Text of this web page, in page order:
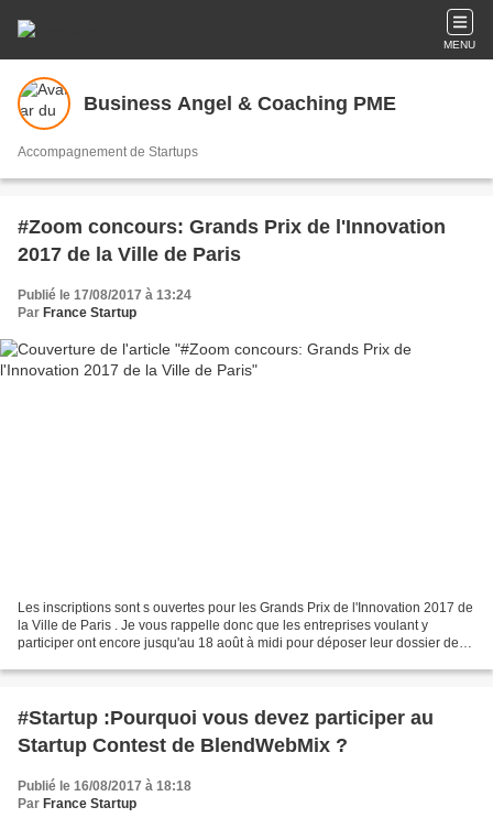
MENU
Business Angel & Coaching PME
Accompagnement de Startups
#Zoom concours: Grands Prix de l'Innovation
2017 de la Ville de Paris
Publié le 17/08/2017 à 13:24
Par France Startup
Les inscriptions sont s ouvertes pour les Grands Prix de l'Innovation 2017 de
la Ville de Paris . Je vous rappelle donc que les entreprises voulant y
participer ont encore jusqu'au 18 août à midi pour déposer leur dossier de
#Startup :Pourquoi vous devez participer au
Startup Contest de BlendWebMix ?
Publié le 16/08/2017 à 18:18
Par France Startup